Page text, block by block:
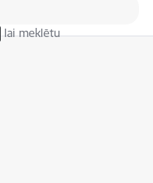
lai meklētu